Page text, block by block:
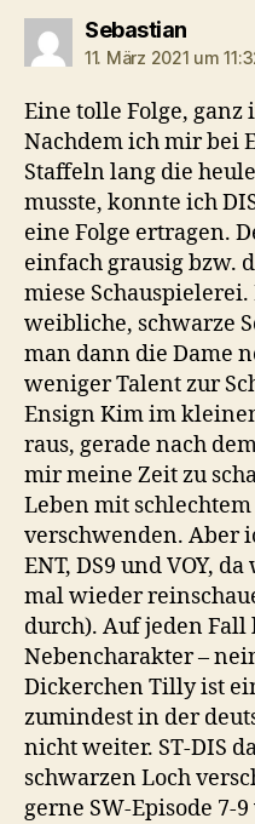
Sebastiansagt:
11. März 2021 um
Eine tolle Folge, ganz
Nachdem ich mir bei
Staffeln lang die
musste, konnte ich
eine Folge ertragen.
einfach grausig bzw.
miese Schauspielerei.
weibliche, schwarze
man dann die Dame
weniger Talent zur
Ensign Kim im
raus, gerade nach
mir meine Zeit zu
Leben mit
verschwenden. Aber
ENT, DS9 und VOY,
mal wieder
durch). Auf jeden
Nebencharakter –
Dickerchen Tilly ist
zumindest in der
nicht weiter. ST-DIS
schwarzen Loch
gerne SW-Episode 7-